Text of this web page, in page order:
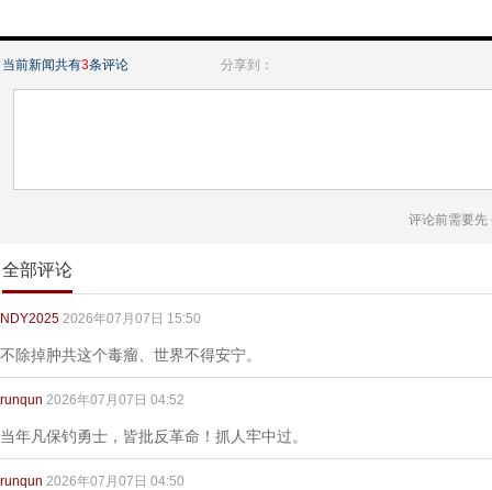
当前新闻共有3条评论 分享到：
评论前需要先
全部评论
NDY2025 2026年07月07日 15:50
不除掉肿共这个毒瘤、世界不得安宁。
runqun 2026年07月07日 04:52
当年凡保钓勇士，皆批反革命！抓人牢中过。
runqun 2026年07月07日 04:50